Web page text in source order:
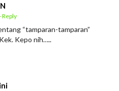
Reply
“tamparan-tamparan”
Kepo nih…..